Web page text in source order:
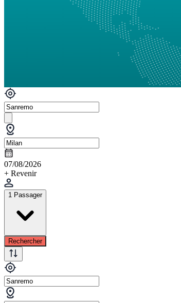
07/08/2026
+ Revenir
1 Passager
Rechercher